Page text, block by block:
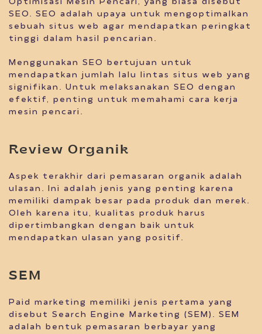
Optimisasi Mesin Pencari, yang biasa disebut
SEO. SEO adalah upaya untuk mengoptimalkan
sebuah situs web agar mendapatkan peringkat
tinggi dalam hasil pencarian.
Menggunakan SEO bertujuan untuk
mendapatkan jumlah lalu lintas situs web yang
signifikan. Untuk melaksanakan SEO dengan
efektif, penting untuk memahami cara kerja
mesin pencari.
Review Organik
Aspek terakhir dari pemasaran organik adalah
ulasan. Ini adalah jenis yang penting karena
memiliki dampak besar pada produk dan merek.
Oleh karena itu, kualitas produk harus
dipertimbangkan dengan baik untuk
mendapatkan ulasan yang positif.
SEM
Paid marketing memiliki jenis pertama yang
disebut Search Engine Marketing (SEM). SEM
adalah bentuk pemasaran berbayar yang